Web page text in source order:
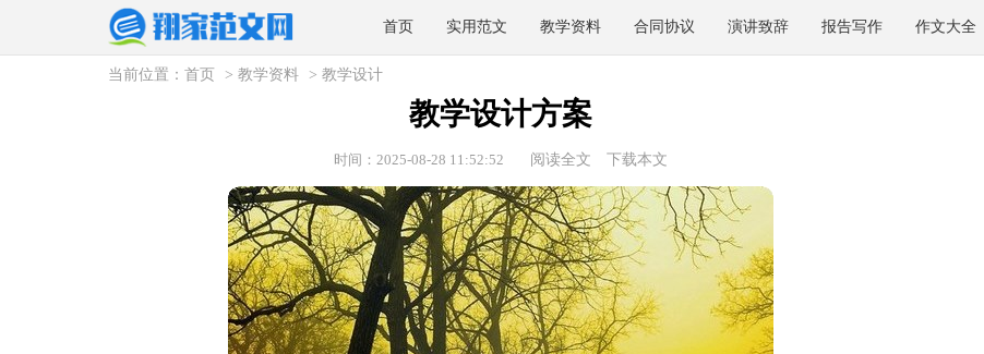
首页 实用范文 教学资料 合同协议 演讲致辞 报告写作 作文大全
当前位置： 首页 > 教学资料 > 教学设计
教学设计方案
时间：2025-08-28 11:52:52 阅读全文 下载本文